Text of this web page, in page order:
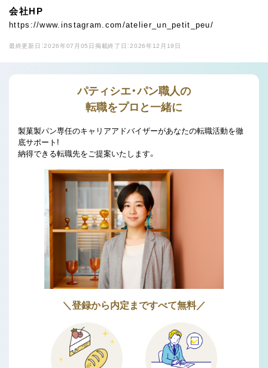
会社HP
https://www.instagram.com/atelier_un_petit_peu/
最終更新日：2026年07月05日 掲載終了日：2026年12月19日
パティシエ・パン職人の
転職をプロと一緒に
製菓製パン専任のキャリアアドバイザーがあなたの転職活動を徹
底サポート!
納得できる転職先をご提案いたします。
＼登録から内定まですべて無料／